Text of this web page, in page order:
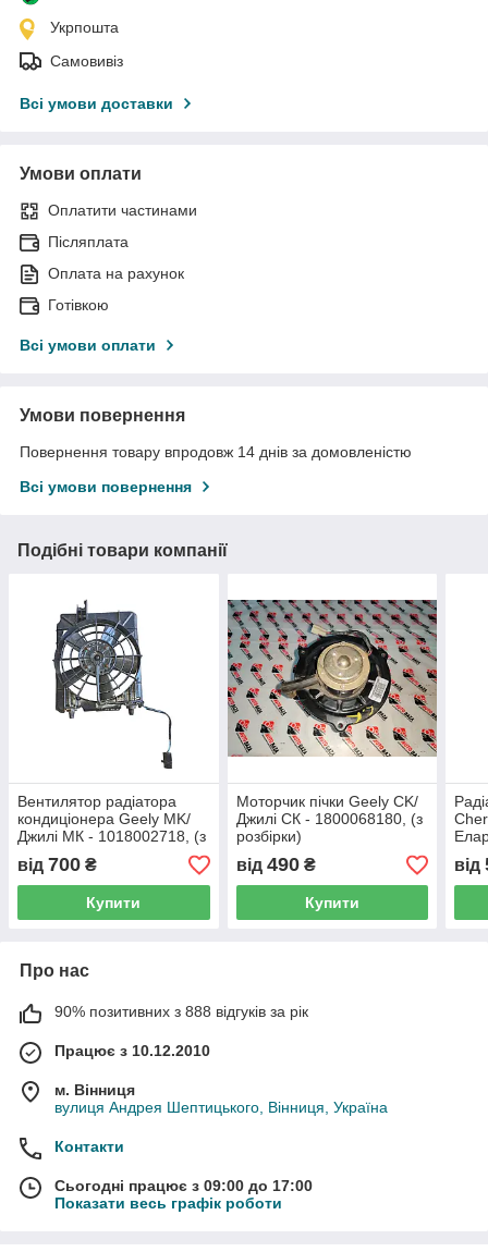
Укрпошта
Самовивіз
Всі умови доставки
Умови оплати
Оплатити частинами
Післяплата
Оплата на рахунок
Готівкою
Всі умови оплати
Умови повернення
Повернення товару впродовж 14 днів за домовленістю
Всі умови повернення
Подібні товари компанії
Вентилятор радіатора
кондиціонера Geely MK/
Джилі МК - 1018002718, (з
розбірки)
від 700 ₴
Купити
Моторчик пічки Geely CK/
Джилі СК - 1800068180, (з
розбірки)
від 490₴
Купити
від
Про нас
90% позитивних з 888 відгуків за рік
Працює з 10.12.2010
м. Вінниця
вулиця Андрея Шептицького, Вінниця, Україна
Контакти
Сьогодні працює з 09:00 до 17:00
Показати весь графік роботи